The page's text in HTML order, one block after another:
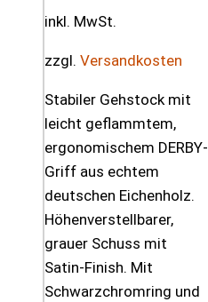
inkl. MwSt.
zzgl. Versandkosten
Stabiler Gehstock mit
leicht geflammtem,
ergonomischem DERBY-
Griff aus echtem
deutschen Eichenholz.
Höhenverstellbarer,
grauer Schuss mit
Satin-Finish. Mit
Schwarzchromring und